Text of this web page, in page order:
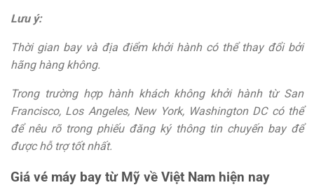
Lưu ý:
Thời gian bay và địa điểm khởi hành có thể thay đổi bởi
hãng hàng không.
Trong trường hợp hành khách không khởi hành từ San
Francisco, Los Angeles, New York, Washington DC có thể
để nêu rõ trong phiếu đăng ký thông tin chuyến bay để
được hỗ trợ tốt nhất.
Giá vé máy bay từ Mỹ về Việt Nam hiện nay